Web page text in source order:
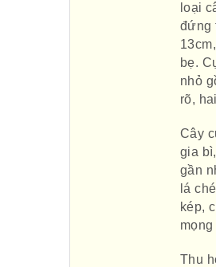
loại
đứng
bẹ.
nhỏ
rõ,
Cây
gia
gần
lá
kép,
Thu